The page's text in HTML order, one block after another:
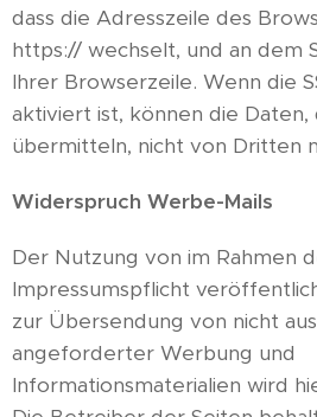
dass die Adresszeile des
https:// wechselt, und an dem
Ihrer Browserzeile. Wenn die
aktiviert ist, können die Daten,
übermitteln, nicht von Dritten
Widerspruch Werbe-Mails
Der Nutzung von im Rahmen
Impressumspflicht
zur Übersendung von nicht
angeforderter Werbung und
Informationsmaterialien wird